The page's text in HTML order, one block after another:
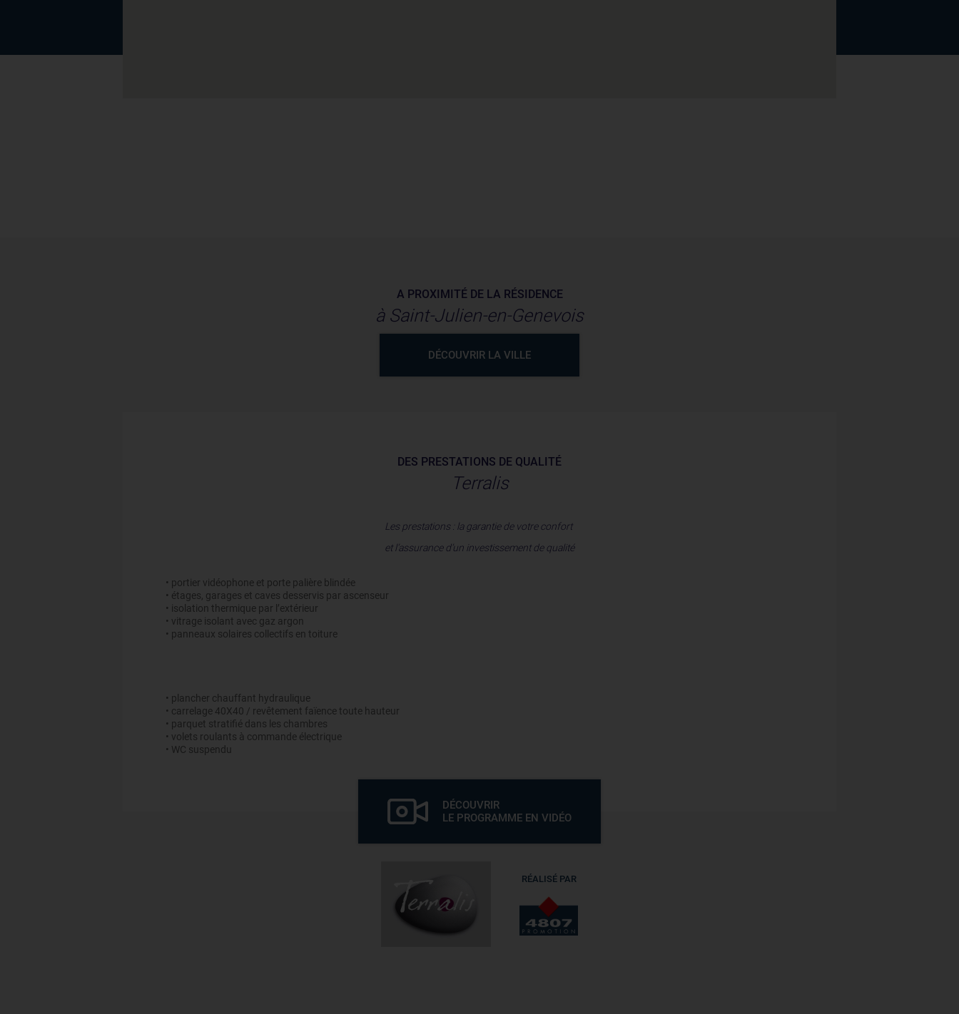
A PROXIMITÉ DE LA RÉSIDENCE
à Saint-Julien-en-Genevois
DÉCOUVRIR LA VILLE
DES PRESTATIONS DE QUALITÉ
Terralis
Les prestations : la garantie de votre confort
et l’assurance d’un investissement de qualité
• portier vidéophone et porte palière blindée
• étages, garages et caves desservis par ascenseur
• isolation thermique par l’extérieur
• vitrage isolant avec gaz argon
• panneaux solaires collectifs en toiture
• plancher chauffant hydraulique
• carrelage 40X40 / revêtement faïence toute hauteur
• parquet stratifié dans les chambres
• volets roulants à commande électrique
• WC suspendu
DÉCOUVRIR
LE PROGRAMME EN VIDÉO
RÉALISÉ PAR